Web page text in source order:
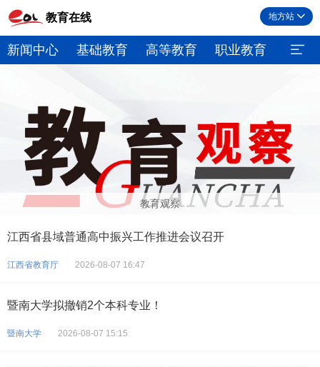
教育在线 地方站
新闻中心 基础教育 高等教育 职业教育 继续
教育观察
江西省县域普通高中振兴工作推进会议召开
江西省教育厅 2026-08-07 16:47
暨南大学拟撤销2个本科专业！
暨南大学 2026-08-07 15:15